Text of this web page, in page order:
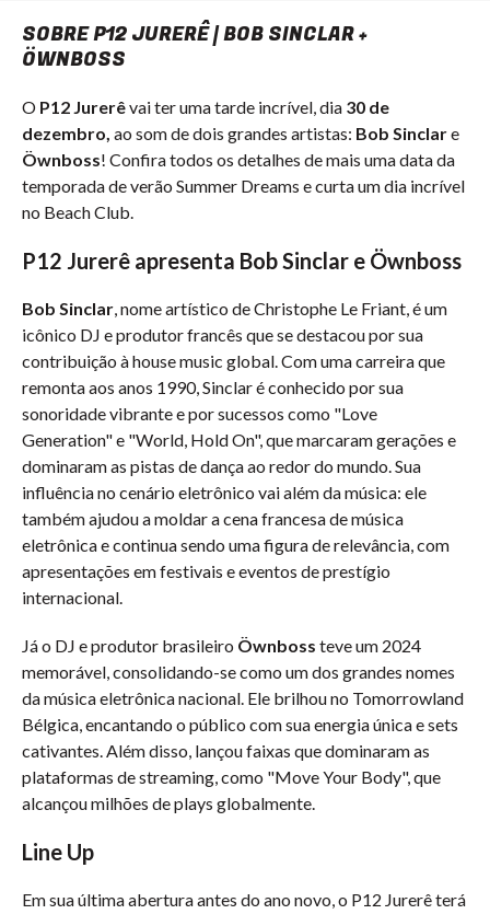
SOBRE P12 JURERÊ | BOB SINCLAR +
ÖWNBOSS
O P12 Jurerêvai ter uma tarde incrível, dia 30 de
dezembro, ao som de dois grandes artistas: Bob Sinclare
Öwnboss! Confira todos os detalhes de mais uma data da
temporada de verão Summer Dreams e curta um dia incrível
no Beach Club.
P12 Jurerê apresenta Bob Sinclar e Öwnboss
Bob Sinclar, nome artístico de Christophe Le Friant, é um
icônico DJ e produtor francês que se destacou por sua
contribuição à house music global. Com uma carreira que
remonta aos anos 1990, Sinclar é conhecido por sua
sonoridade vibrante e por sucessos como "Love
Generation" e "World, Hold On", que marcaram gerações e
dominaram as pistas de dança ao redor do mundo. Sua
influência no cenário eletrônico vai além da música: ele
também ajudou a moldar a cena francesa de música
eletrônica e continua sendo uma figura de relevância, com
apresentações em festivais e eventos de prestígio
internacional.
Já o DJ e produtor brasileiro Öwnboss teve um 2024
memorável, consolidando-se como um dos grandes nomes
da música eletrônica nacional. Ele brilhou no Tomorrowland
Bélgica, encantando o público com sua energia única e sets
cativantes. Além disso, lançou faixas que dominaram as
plataformas de streaming, como "Move Your Body", que
alcançou milhões de plays globalmente.
Line Up
Em sua última abertura antes do ano novo, o P12 Jurerê terá